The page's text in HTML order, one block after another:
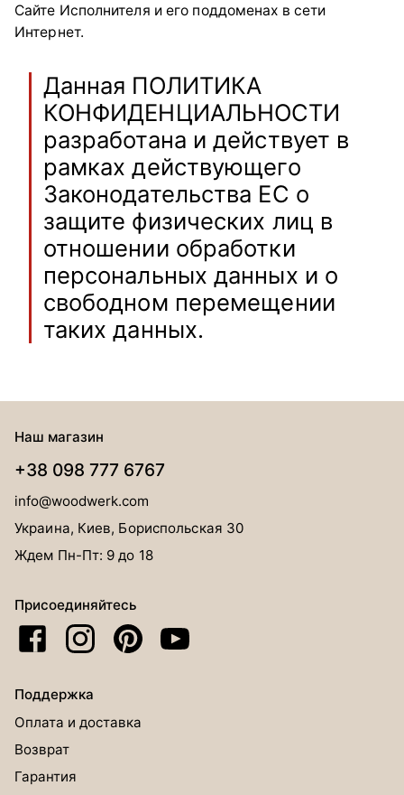
Сайте Исполнителя и его поддоменах в сети
Интернет.
Данная ПОЛИТИКА
КОНФИДЕНЦИАЛЬНОСТИ
разработана и действует в
рамках действующего
Законодательства ЕС о
защите физических лиц в
отношении обработки
персональных данных и о
свободном перемещении
таких данных.
Наш магазин
+38 098 777 6767
info@woodwerk.com
Украина, Киев, Бориспольская 30
Ждем Пн-Пт: 9 до 18
Присоединяйтесь
Поддержка
Оплата и доставка
Возврат
Гарантия